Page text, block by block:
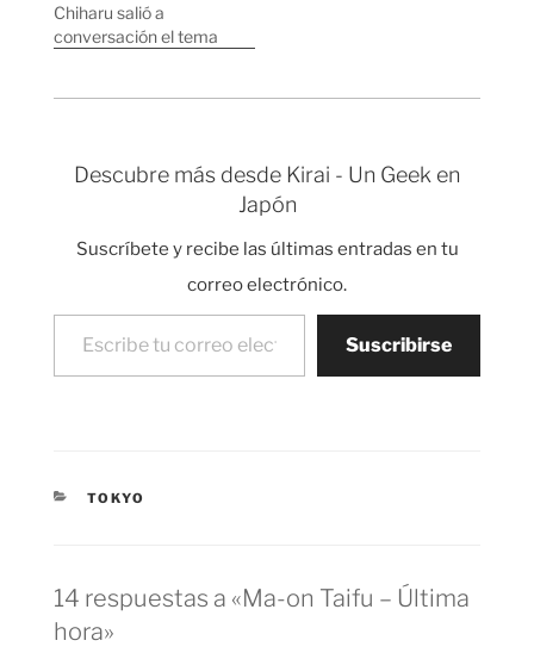
Chiharu salió a
conversación el tema
características únicas
las palabras que
Tsunami Karate Judo
Aikido…
Descubre más desde Kirai - Un Geek en
Japón
Suscríbete y recibe las últimas entradas en tu
correo electrónico.
Escribe tu correo electrónico…
Suscribirse
CATEGORÍAS
TOKYO
14 respuestas a «Ma-on Taifu – Última
hora»